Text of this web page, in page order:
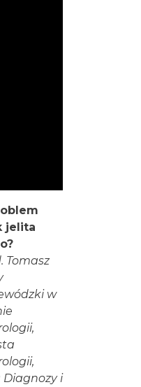
jelita
Tomasz
w
Diagnozy i